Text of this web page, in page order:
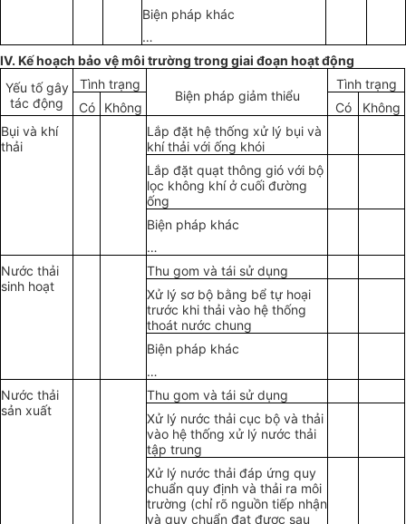
Biện pháp khác
…
IV. Kế hoạch bảo vệ môi trường trong giai đoạn hoạt động
Yếu tố gây
tác động
Tình trạng
Biện pháp giảm thiểu
Tình trạng
Có
Không Có
Không
Bụi và khí
thải
Lắp đặt hệ thống xử lý bụi và
khí thải với ống khói
Lắp đặt quạt thông gió với bộ
lọc không khí ở cuối đường
ống
Biện pháp khác
…
Nước thải
sinh hoạt
Thu gom và tái sử dụng
Xử lý sơ bộ bằng bể tự hoại
trước khi thải vào hệ thống
thoát nước chung
Biện pháp khác
…
Nước thải
sản xuất
Thu gom và tái sử dụng
Xử lý nước thải cục bộ và thải
vào hệ thống xử lý nước thải
tập trung
Xử lý nước thải đáp ứng quy
chuẩn quy định và thải ra môi
trường (chỉ rõ nguồn tiếp nhận
và quy chuẩn đạt được sau